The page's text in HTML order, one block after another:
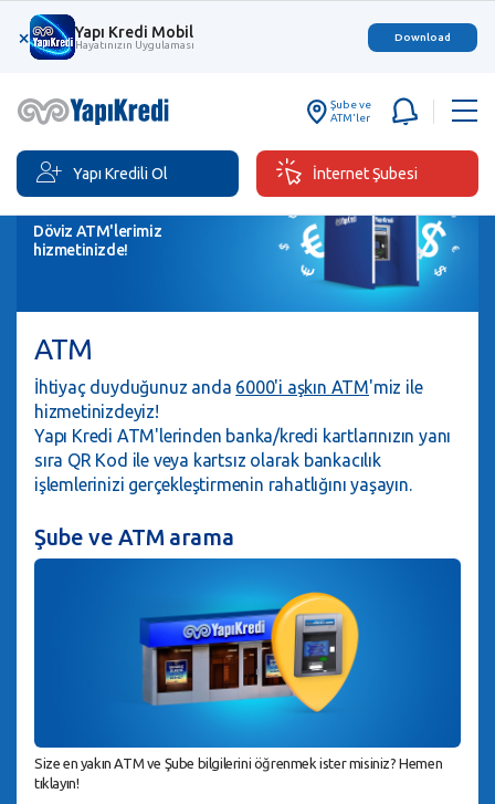
× Yapı Kredi Mobil
Hayatınızın Uygulaması
Download
Şube ve
ATM'ler
Yapı Kredili Ol İnternet Şubesi
Döviz ATM'lerimiz
hizmetinizde!
ATM
İhtiyaç duyduğunuz anda 6000'i aşkın ATM'miz ile
hizmetinizdeyiz!
Yapı Kredi ATM'lerinden banka/kredi kartlarınızın yanı
sıra QR Kod ile veya kartsız olarak bankacılık
işlemlerinizi gerçekleştirmenin rahatlığını yaşayın.
Şube ve ATM arama
Size en yakın ATM ve Şube bilgilerini öğrenmek ister misiniz? Hemen
tıklayın!